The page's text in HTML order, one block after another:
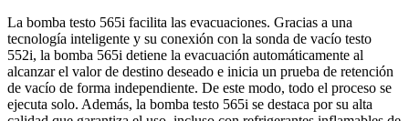
La bomba testo 565i facilita las evacuaciones. Gracias a una
tecnología inteligente y su conexión con la sonda de vacío testo
552i, la bomba 565i detiene la evacuación automáticamente al
alcanzar el valor de destino deseado e inicia un prueba de retención
de vacío de forma independiente. De este modo, todo el proceso se
ejecuta solo. Además, la bomba testo 565i se destaca por su alta